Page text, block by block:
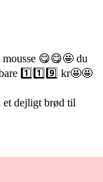
mousse 😋😋🤩 du
1️⃣1️⃣9️⃣ kr🤩🤩
et dejligt brød til